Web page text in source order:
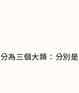
為三個大類：分別是